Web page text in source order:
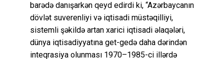
barədə danışarkən qeyd edirdi ki, “Azərbaycanın
dövlət suverenliyi və iqtisadi müstəqilliyi,
sistemli şəkildə artan xarici iqtisadi əlaqələri,
dünya iqtisadiyyatına get-gedə daha dərindən
inteqrasiya olunması 1970–1985-ci illərdə